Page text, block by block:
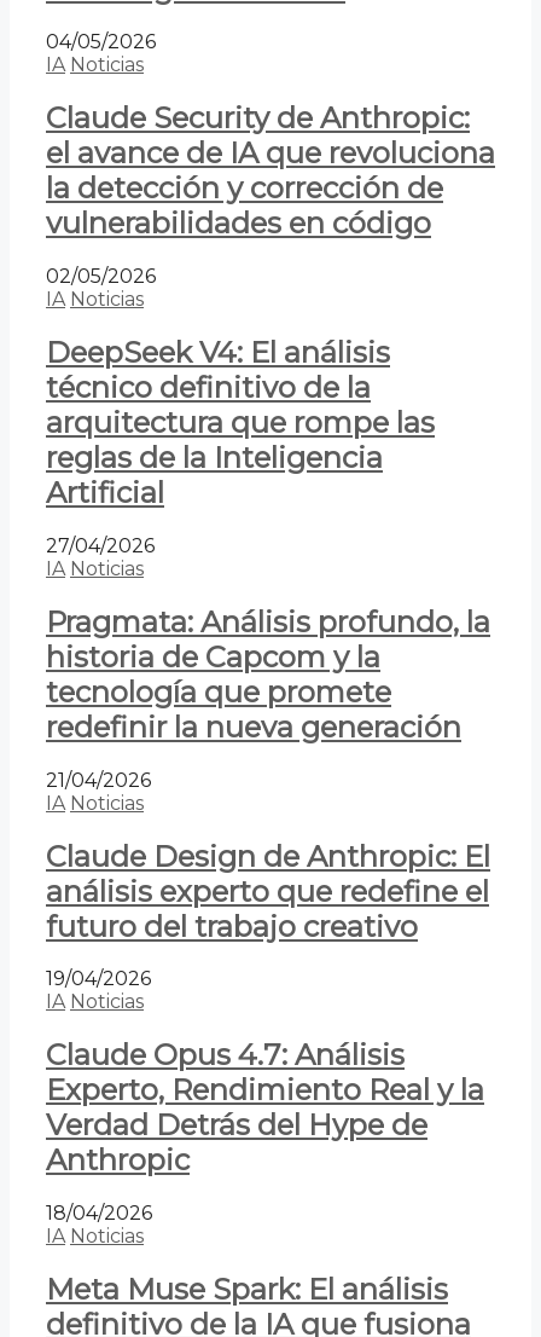
04/05/2026
IA Noticias
Claude Security de Anthropic:
el avance de IA que revoluciona
la detección y corrección de
vulnerabilidades en código
02/05/2026
IA Noticias
DeepSeek V4: El análisis
técnico definitivo de la
arquitectura que rompe las
reglas de la Inteligencia
Artificial
27/04/2026
IA Noticias
Pragmata: Análisis profundo, la
historia de Capcom y la
tecnología que promete
redefinir la nueva generación
21/04/2026
IA Noticias
Claude Design de Anthropic: El
análisis experto que redefine el
futuro del trabajo creativo
19/04/2026
IA Noticias
Claude Opus 4.7: Análisis
Experto, Rendimiento Real y la
Verdad Detrás del Hype de
Anthropic
18/04/2026
IA Noticias
Meta Muse Spark: El análisis
definitivo de la IA que fusiona